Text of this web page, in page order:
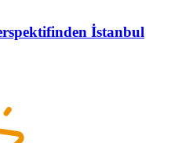
İstanbul